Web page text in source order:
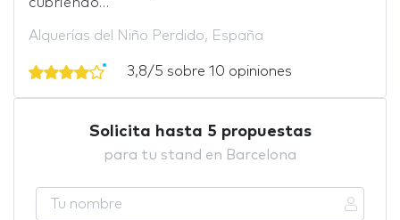
Alquerías del Niño Perdido, España
3,8/5 sobre 10 opiniones
Solicita hasta 5 propuestas
para tu stand en Barcelona